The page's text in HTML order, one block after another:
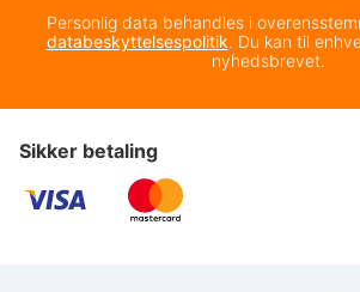
Personlig data behandles i
databeskyttelsespolitik. Du kan til
nyhedsbrevet.
Sikker betaling